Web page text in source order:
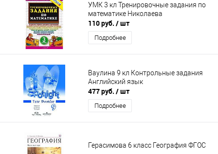
УМК 3 кл Тренировочные задания по
математике Николаева
110 руб. / шт
Подробнее
Ваулина 9 кл Контрольные задания
Английский язык
477 руб. / шт
Подробнее
Герасимова 6 класс География ФГОС